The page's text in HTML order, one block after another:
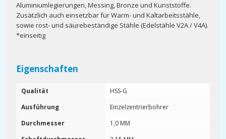
Aluminiumlegierungen, Messing, Bronze und Kunststoffe.
Zusätzlich auch einsetzbar für Warm- und Kaltarbeitsstähle,
sowie rost- und säurebeständige Stähle (Edelstähle V2A / V4A).
*einseitig
Eigenschaften
Qualität
HSS-G
Ausführung
Einzelzentrierbohrer
Durchmesser
1,0 MM